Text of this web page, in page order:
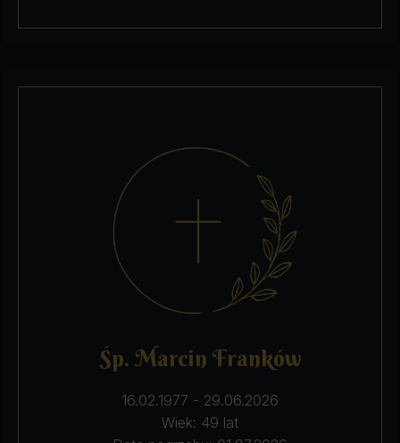
Śp. Marcin Franków
16.02.1977 - 29.06.2026
Wiek: 49 lat